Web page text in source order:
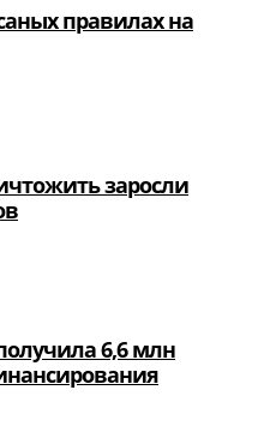
правилах на
заросли
6,6 млн